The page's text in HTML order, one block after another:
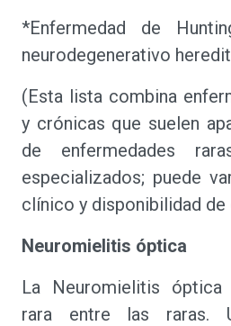
*Enfermedad de
neurodegenerativo
(Esta lista combina
y crónicas que suelen
de enfermedades
especializados; puede
clínico y disponibilidad de
Neuromielitis óptica
La Neuromielitis óptica
rara entre las raras.